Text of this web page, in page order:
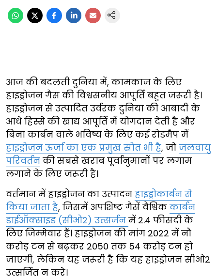
आज की बदलती दुनिया में, कामकाज के लिए
हाइड्रोजन गैस की विश्वसनीय आपूर्ति बहुत जरूरी है।
हाइड्रोजन से उत्पादित उर्वरक दुनिया की आबादी के
आधे हिस्से की खाद्य आपूर्ति में योगदान देती है और
बिना कार्बन वाले भविष्य के लिए कई रोडमैप में
हाइड्रोजन ऊर्जा का एक प्रमुख स्रोत भी है, जो जलवायु
परिवर्तन की सबसे खराब पूर्वानुमानों पर लगाम
लगाने के लिए जरूरी है।
वर्तमान में हाइड्रोजन का उत्पादन हाइड्रोकार्बन से
किया जाता है, जिसमें अपशिष्ट गैसें वैश्विक कार्बन
डाईऑक्साइड (सीओ2) उत्सर्जन में 2.4 फीसदी के
लिए जिम्मेवार हैं। हाइड्रोजन की मांग 2022 में नौ
करोड़ टन से बढ़कर 2050 तक 54 करोड़ टन हो
जाएगी, लेकिन यह जरूरी है कि यह हाइड्रोजन सीओ2
उत्सर्जित न करे।